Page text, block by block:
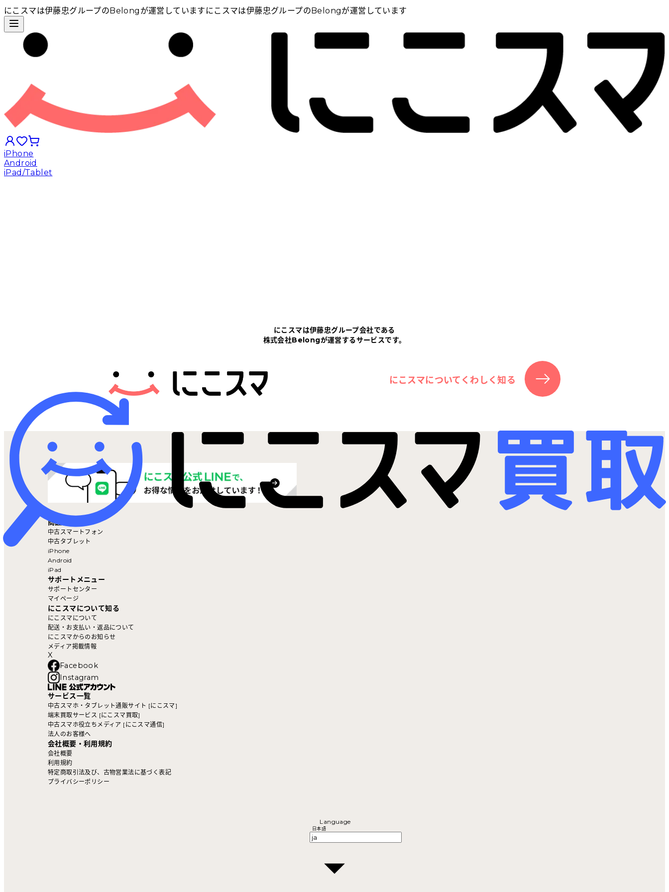
にこスマは伊藤忠グループのBelongが運営しています にこスマは伊藤忠グループのBelongが運営しています
iPhone
Android
iPad/Tablet
ニュース
にこスマ通信
マイページ
にこスマは伊藤忠グループ会社である
株式会社Belongが運営するサービスです。
にこスマについてくわしく知る
商品を探す
中古スマートフォン
中古タブレット
iPhone
Android
iPad
サポートメニュー
サポートセンター
マイページ
にこスマについて知る
にこスマについて
配送・お支払い・返品について
にこスマからのお知らせ
メディア掲載情報
X
Facebook
Instagram
サービス一覧
中古スマホ・タブレット通販サイト [にこスマ]
端末買取サービス [にこスマ買取]
中古スマホ役立ちメディア [にこスマ通信]
法人のお客様へ
会社概要・利用規約
会社概要
利用規約
特定商取引法及び、古物営業法に基づく表記
プライバシーポリシー
Language
日本語